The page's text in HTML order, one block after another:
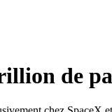
de